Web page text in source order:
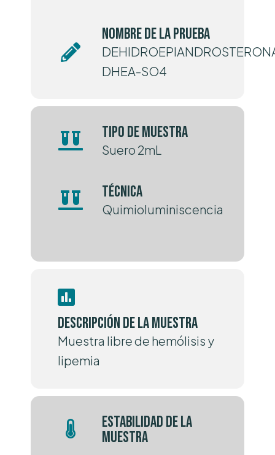
Nombre de la prueba
DHEA-SO4
Tipo de muestra
Suero 2mL
Técnica
Quimioluminiscencia
Descripción de la muestra
Muestra libre de hemólisis y
lipemia
Estabilidad de la
muestra